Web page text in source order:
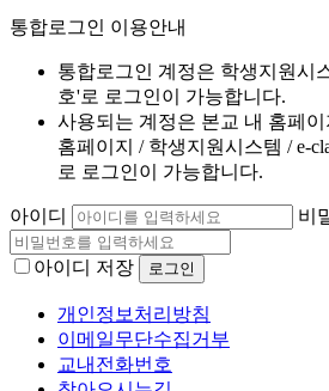
통합로그인 이용안내
통합로그인 계정은 학생지원시
호'로 로그인이 가능합니다.
사용되는 계정은 본교 내 홈페
홈페이지 / 학생지원시스템 / e-
로 로그인이 가능합니다.
아이디 비
아이디 저장
개인정보처리방침
이메일무단수집거부
교내전화번호